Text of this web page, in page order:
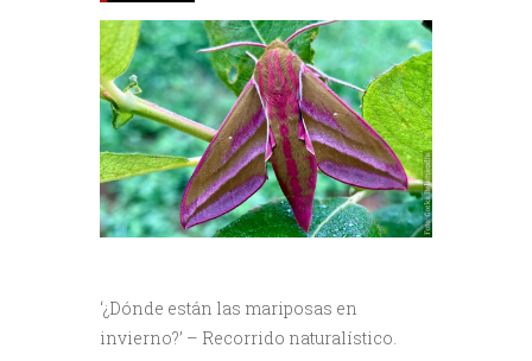
‘¿Dónde están las mariposas en
invierno?’ – Recorrido naturalístico.